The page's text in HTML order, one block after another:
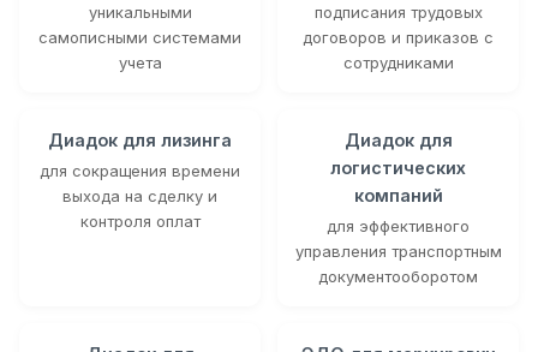
уникальными
самописными системами
учета
подписания трудовых
договоров и приказов с
сотрудниками
Диадок для лизинга
для сокращения времени
выхода на сделку и
контроля оплат
Диадок для
логистических
компаний
для эффективного
управления транспортным
документооборотом